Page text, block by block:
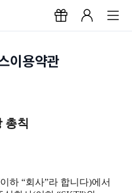
이용약관
총칙
하 “회사”라 합니다)에서